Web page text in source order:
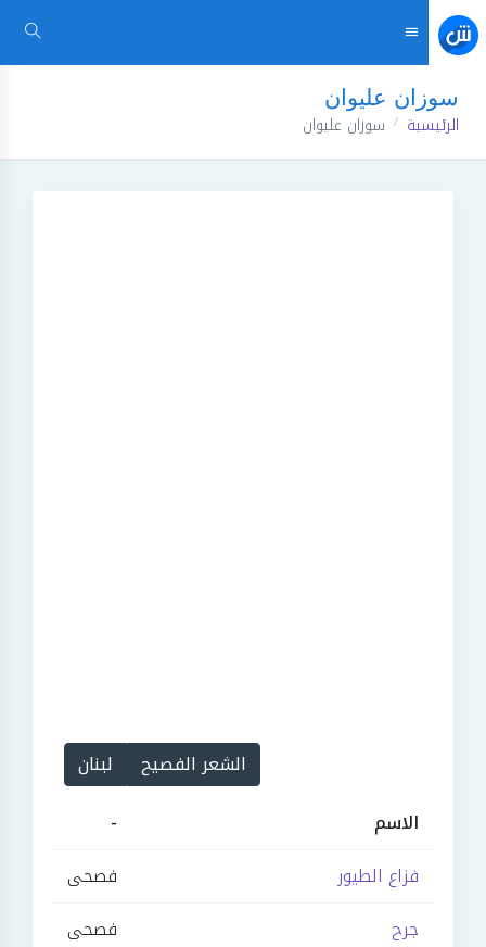
سوزان عليوان
الرئيسية سوزان عليوان
الشعر الفصيح
لبنان
الاسم
-
فزاع الطيور
فصحى
جرح
فصحى